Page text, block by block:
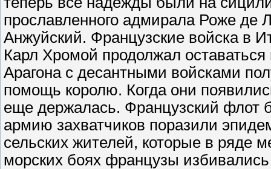
прославленного адмирала Роже де
Анжуйский. Французские войска в
Карл Хромой продолжал
Арагона с десантными войсками
помощь королю. Когда они
еще держалась. Французский флот
армию захватчиков поразили
сельских жителей, которые в ряде
морских боях французы